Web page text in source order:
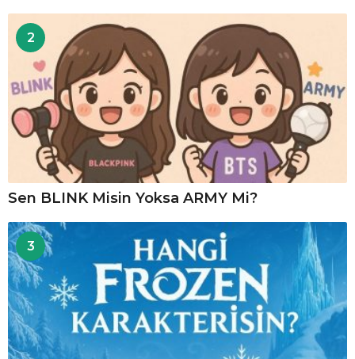
2
Sen BLINK Misin Yoksa ARMY Mi?
3